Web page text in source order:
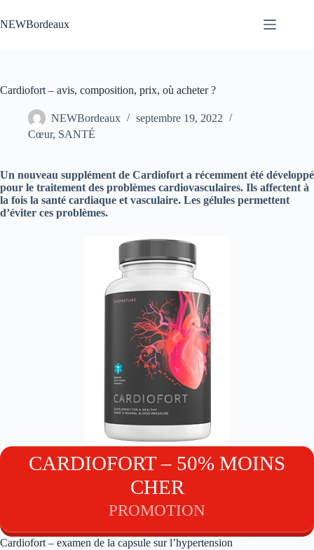
au
contenu
NEWBordeaux
Cardiofort – avis, composition, prix, où acheter ?
NEWBordeaux
septembre 19, 2022
Cœur, SANTÉ
Un nouveau supplément de Cardiofort a récemment été développé
pour le traitement des problèmes cardiovasculaires. Ils affectent à
la fois la santé cardiaque et vasculaire. Les gélules permettent
d’éviter ces problèmes.
CARDIOFORT – 50% MOINS
CHER
PROMOTION
Cardiofort – examen de la capsule sur l’hypertension